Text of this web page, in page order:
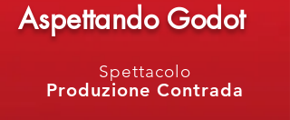
Aspettando Godot
Produzione Contrada
Spettacolo